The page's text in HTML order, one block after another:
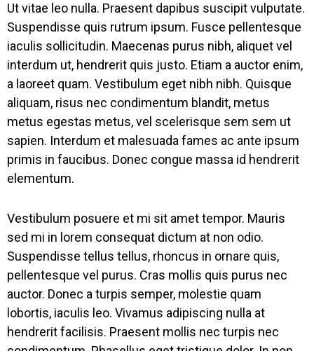
Ut vitae leo nulla. Praesent dapibus suscipit vulputate.
Suspendisse quis rutrum ipsum. Fusce pellentesque
iaculis sollicitudin. Maecenas purus nibh, aliquet vel
interdum ut, hendrerit quis justo. Etiam a auctor enim,
a laoreet quam. Vestibulum eget nibh nibh. Quisque
aliquam, risus nec condimentum blandit, metus
metus egestas metus, vel scelerisque sem sem ut
sapien. Interdum et malesuada fames ac ante ipsum
primis in faucibus. Donec congue massa id hendrerit
elementum.
Vestibulum posuere et mi sit amet tempor. Mauris
sed mi in lorem consequat dictum at non odio.
Suspendisse tellus tellus, rhoncus in ornare quis,
pellentesque vel purus. Cras mollis quis purus nec
auctor. Donec a turpis semper, molestie quam
lobortis, iaculis leo. Vivamus adipiscing nulla at
hendrerit facilisis. Praesent mollis nec turpis nec